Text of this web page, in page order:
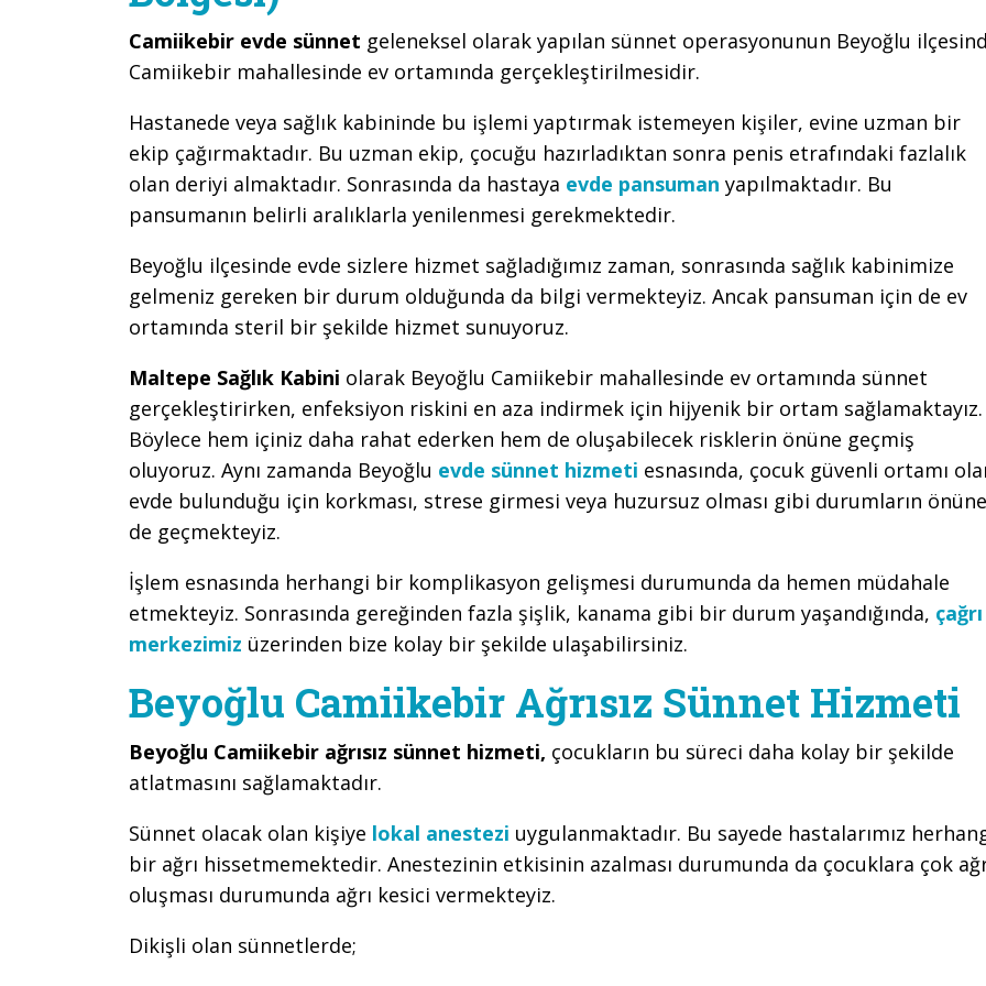
Camiikebir evde sünnet geleneksel olarak yapılan sünnet operasyonunun Beyoğlu
Camiikebir mahallesinde ev ortamında gerçekleştirilmesidir.
Hastanede veya sağlık kabininde bu işlemi yaptırmak istemeyen kişiler, evine uzman bir
ekip çağırmaktadır. Bu uzman ekip, çocuğu hazırladıktan sonra penis etrafındaki fazlalık
olan deriyi almaktadır. Sonrasında da hastaya evde pansuman yapılmaktadır. Bu
pansumanın belirli aralıklarla yenilenmesi gerekmektedir.
Beyoğlu ilçesinde evde sizlere hizmet sağladığımız zaman, sonrasında sağlık kabinimize
gelmeniz gereken bir durum olduğunda da bilgi vermekteyiz. Ancak pansuman için de ev
ortamında steril bir şekilde hizmet sunuyoruz.
Maltepe Sağlık Kabini olarak Beyoğlu Camiikebir mahallesinde ev ortamında sünnet
gerçekleştirirken, enfeksiyon riskini en aza indirmek için hijyenik bir ortam sağlamaktayız.
Böylece hem içiniz daha rahat ederken hem de oluşabilecek risklerin önüne geçmiş
oluyoruz. Aynı zamanda Beyoğlu evde sünnet hizmeti esnasında, çocuk güvenli ortamı
evde bulunduğu için korkması, strese girmesi veya huzursuz olması gibi durumların önüne
de geçmekteyiz.
İşlem esnasında herhangi bir komplikasyon gelişmesi durumunda da hemen müdahale
etmekteyiz. Sonrasında gereğinden fazla şişlik, kanama gibi bir durum yaşandığında, çağrı
merkezimiz üzerinden bize kolay bir şekilde ulaşabilirsiniz.
Beyoğlu Camiikebir Ağrısız Sünnet Hizmeti
Beyoğlu Camiikebir ağrısız sünnet hizmeti, çocukların bu süreci daha kolay bir şekilde
atlatmasını sağlamaktadır.
Sünnet olacak olan kişiye lokal anestezi uygulanmaktadır. Bu sayede hastalarımız
bir ağrı hissetmemektedir. Anestezinin etkisinin azalması durumunda da çocuklara çok
oluşması durumunda ağrı kesici vermekteyiz.
Dikişli olan sünnetlerde;